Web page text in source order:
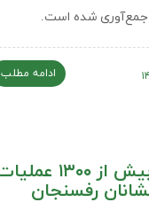
جمع‌آوری شده است.
ادامه مطلب
انجام
رفسنجان